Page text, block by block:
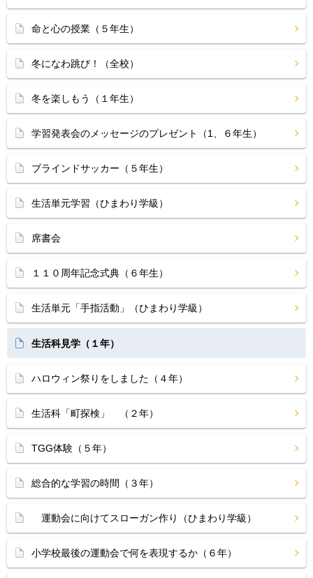
命と心の授業（５年生）
冬になわ跳び！（全校）
冬を楽しもう（１年生）
学習発表会のメッセージのプレゼント（1、６年生）
ブラインドサッカー（５年生）
生活単元学習（ひまわり学級）
席書会
１１０周年記念式典（６年生）
生活単元「手指活動」（ひまわり学級）
生活科見学（１年）
ハロウィン祭りをしました（４年）
生活科「町探検」 （２年）
TGG体験（５年）
総合的な学習の時間（３年）
運動会に向けてスローガン作り（ひまわり学級）
小学校最後の運動会で何を表現するか（６年）